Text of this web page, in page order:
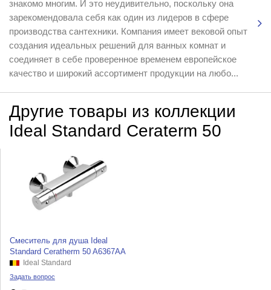
знакомо многим. И это неудивительно, поскольку она
зарекомендовала себя как один из лидеров в сфере
производства сантехники. Компания имеет вековой опыт
создания идеальных решений для ванных комнат и
соединяет в себе проверенное временем европейское
качество и широкий ассортимент продукции на любо...
Другие товары из коллекции
Ideal Standard Ceraterm 50
Смеситель для душа Ideal
Standard Ceratherm 50 A6367AA
Ideal Standard
Задать вопрос